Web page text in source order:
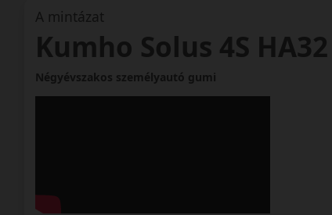
A mintázat
Kumho Solus 4S HA32
Négyévszakos személyautó gumi